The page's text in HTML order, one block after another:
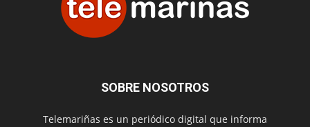
SOBRE NOSOTROS
Telemariñas es un periódico digital que informa